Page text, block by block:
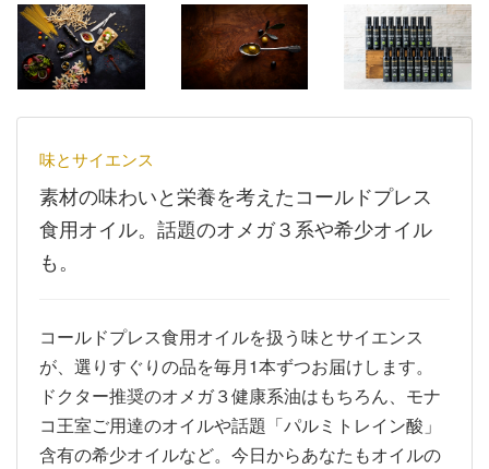
味とサイエンス
素材の味わいと栄養を考えたコールドプレス
食用オイル。話題のオメガ３系や希少オイル
も。
コールドプレス食用オイルを扱う味とサイエンス
が、選りすぐりの品を毎月1本ずつお届けします。
ドクター推奨のオメガ３健康系油はもちろん、モナ
コ王室ご用達のオイルや話題「パルミトレイン酸」
含有の希少オイルなど。今日からあなたもオイルの